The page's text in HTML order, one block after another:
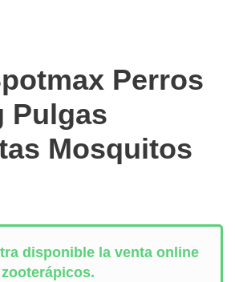
Perros
Pulgas
Mosquitos
disponible la venta online